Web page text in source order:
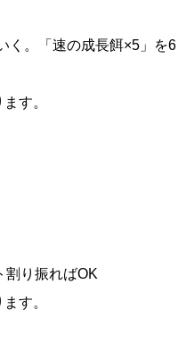
く。「速の成長餌×5」を6
す。
割り振ればOK
す。